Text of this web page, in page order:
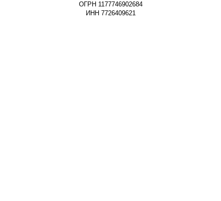
ОГРН 1177746902684
ИНН 7726409621